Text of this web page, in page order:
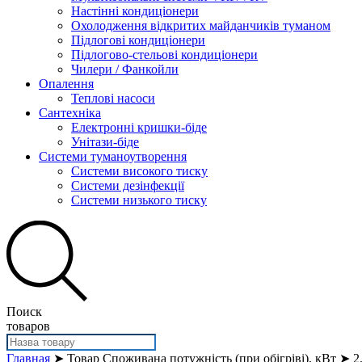
Настінні кондиціонери
Охолодження відкритих майданчиків туманом
Підлогові кондиціонери
Підлогово-стельові кондиціонери
Чилери / Фанкойли
Опалення
Теплові насоси
Сантехніка
Електронні кришки-біде
Унітази-біде
Системи туманоутворення
Системи високого тиску
Системи дезінфекції
Системи низького тиску
Поиск
товаров
Главная ➤ Товар Споживана потужність (при обігріві), кВт ➤